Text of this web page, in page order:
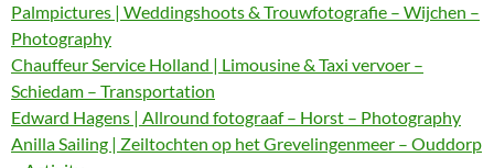
Palmpictures | Weddingshoots & Trouwfotografie – Wijchen –
Photography
Chauffeur Service Holland | Limousine & Taxi vervoer –
Schiedam – Transportation
Edward Hagens | Allround fotograaf – Horst – Photography
Anilla Sailing | Zeiltochten op het Grevelingenmeer – Ouddorp